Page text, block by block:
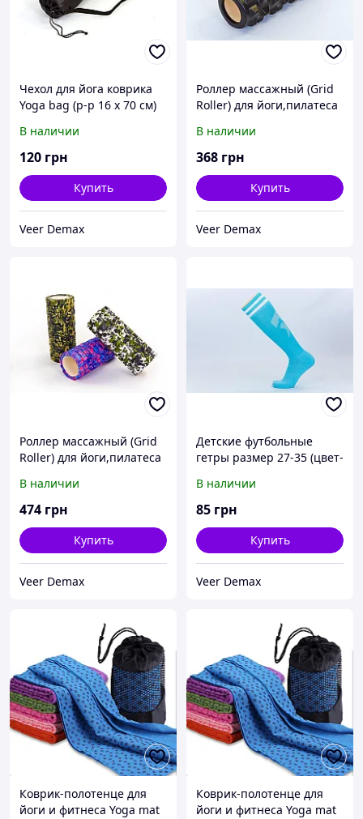
Чехол для йога коврика
Yoga bag (р-р 16 х 70 см)
В наличии
120 грн
Купить
Veer Demax
Роллер массажный (Grid
Roller) для йоги,пилатеса
В наличии
368 грн
Купить
Veer Demax
Роллер массажный (Grid
Roller) для йоги,пилатеса
14 см
В наличии
474 грн
Купить
Veer Demax
Детские футбольные
гетры размер 27-35 (цвет-
В наличии
85 грн
Купить
Veer Demax
Коврик-полотенце для
йоги и фитнеса Yoga mat
Коврик-полотенце для
йоги и фитнеса Yoga mat